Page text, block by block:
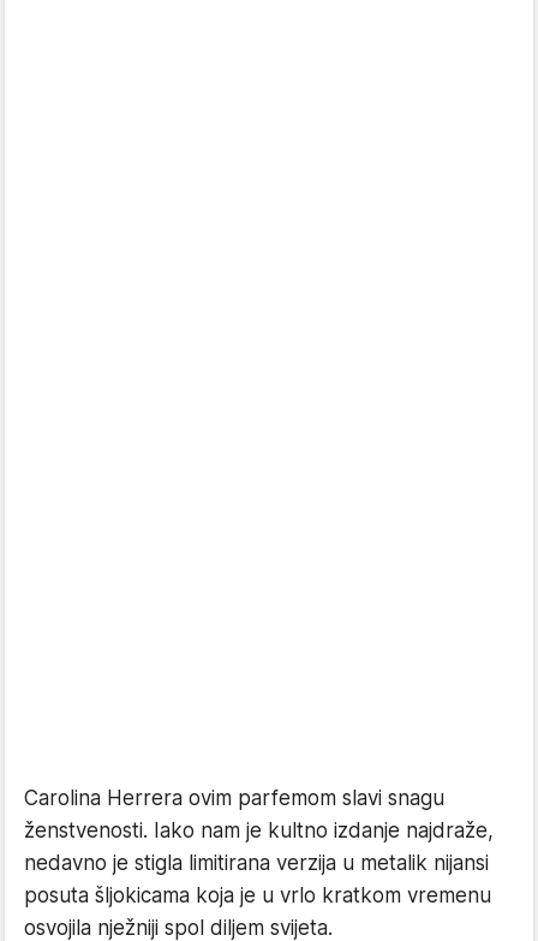
Carolina Herrera ovim parfemom slavi snagu
ženstvenosti. Iako nam je kultno izdanje najdraže,
nedavno je stigla limitirana verzija u metalik nijansi
posuta šljokicama koja je u vrlo kratkom vremenu
osvojila nježniji spol diljem svijeta.